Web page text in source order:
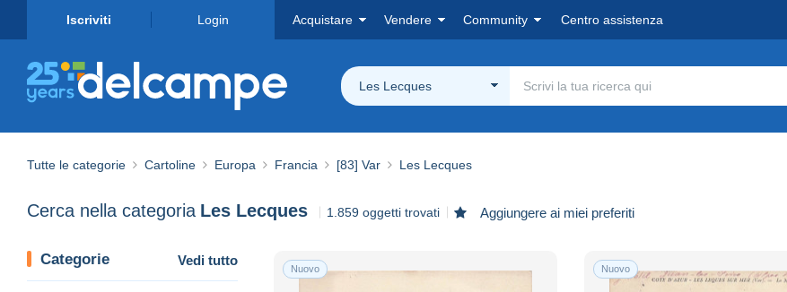
Iscriviti Login Acquistare Vendere Community Centro assistenza
Les Lecques
Tutte le categorie Cartoline Europa Francia [83] Var Les Lecques
Cerca nella categoria Les Lecques 1.859 oggetti trovati Aggiungere ai miei preferiti
Categorie Vedi tutto
Nuovo Nuovo